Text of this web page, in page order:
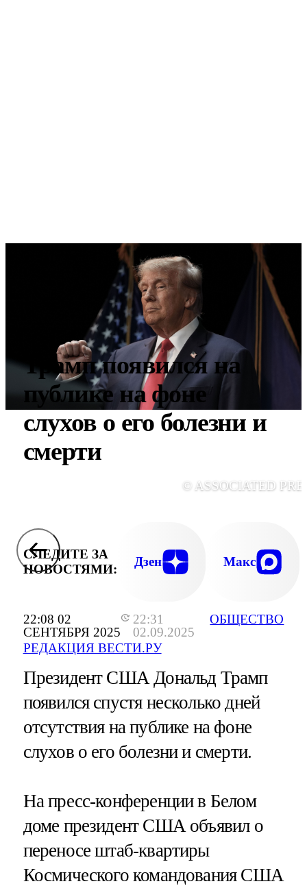
22:08 02
СЕНТЯБРЯ 2025
22:31
02.09.2025
РЕДАКЦИЯ ВЕСТИ.РУ
ОБЩЕСТВО
Трамп появился на
публике на фоне
слухов о его болезни и
смерти
© ASSOCIATED
СЛЕДИТЕ ЗА
НОВОСТЯМИ:
Дзен Макс
Президент США Дональд Трамп
появился спустя несколько дней
отсутствия на публике на фоне
слухов о его болезни и смерти.
На пресс-конференции в Белом
доме президент США объявил о
переносе штаб-квартиры
Космического командования США